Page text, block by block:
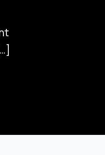
Assurance habitation Lyon
Assurance habitation Paris